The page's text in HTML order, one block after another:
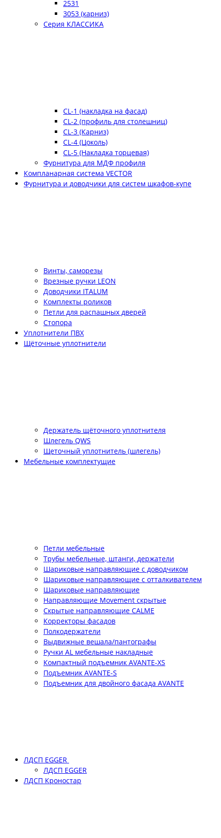
2531
3053 (карниз)
Серия КЛАССИКА
CL-1 (накладка на фасад)
CL-2 (профиль для столешниц)
CL-3 (Карниз)
CL-4 (Цоколь)
CL-5 (Накладка торцевая)
Фурнитура для МДФ профиля
Компланарная система VECTOR
Фурнитура и доводчики для систем шкафов-купе
Винты, саморезы
Врезные ручки LEON
Доводчики ITALUM
Комплекты роликов
Петли для распашных дверей
Стопора
Уплотнители ПВХ
Щёточные уплотнители
Держатель щёточного уплотнителя
Шлегель QWS
Щеточный уплотнитель (шлегель)
Мебельные комплектущие
Петли мебельные
Трубы мебельные, штанги, держатели
Шариковые направляющие с доводчиком
Шариковые направляющие с отталкивателем
Шариковые направляющие
Направляющие Movement скрытые
Скрытые направляющие CALME
Корректоры фасадов
Полкодержатели
Выдвижные вешала/пантографы
Ручки AL мебельные накладные
Компактный подъемник АVANTE-XS
Подъемник АVANTE-S
Подъемник для двойного фасада АVANTE
ЛДСП EGGER
ЛДСП EGGER
ЛДСП Кроностар